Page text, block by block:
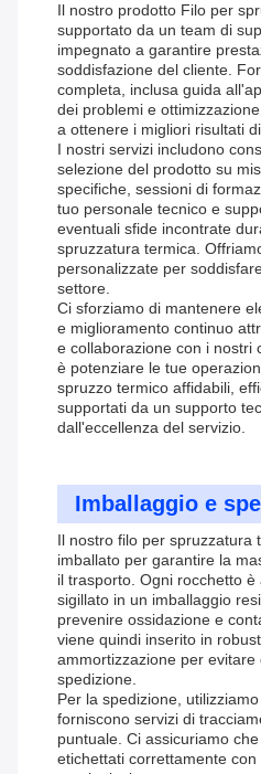
Il nostro prodotto Filo per
supportato da un team di
impegnato a garantire
soddisfazione del cliente.
completa, inclusa guida
dei problemi e
a ottenere i migliori risultati
I nostri servizi includono
selezione del prodotto su
specifiche, sessioni di
tuo personale tecnico e
eventuali sfide incontrate
spruzzatura termica.
personalizzate per
settore.
Ci sforziamo di mantenere
e miglioramento continuo
e collaborazione con i nostri
è potenziare le tue
spruzzo termico affidabili,
supportati da un supporto
dall'eccellenza del servizio.
Imballaggio e
Il nostro filo per spruzzatura
imballato per garantire la
il trasporto. Ogni rocchetto
sigillato in un imballaggio
prevenire ossidazione e
viene quindi inserito in
ammortizzazione per
spedizione.
Per la spedizione,
forniscono servizi di
puntuale. Ci assicuriamo
etichettati correttamente con